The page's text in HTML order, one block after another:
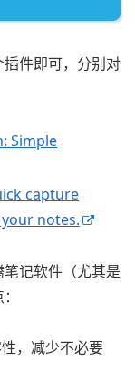
件即可，分别对
Simple
capture
notes.
记软件（尤其是
，减少不必要